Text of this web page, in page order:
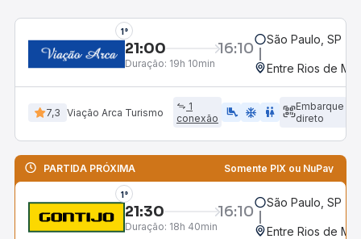
1°
21:00 16:10
Duração: 19h 10min
São Paulo, SP -
Entre Rios de
7,3 Viação Arca Turismo
1
conexão
airline_seat_legroom_extra ac_unit WC
Embarque
direto
PARTIDA PRÓXIMA Somente PIX ou NuPay
1°
21:30 16:10
Duração: 18h 40min
São Paulo, SP -
Entre Rios de